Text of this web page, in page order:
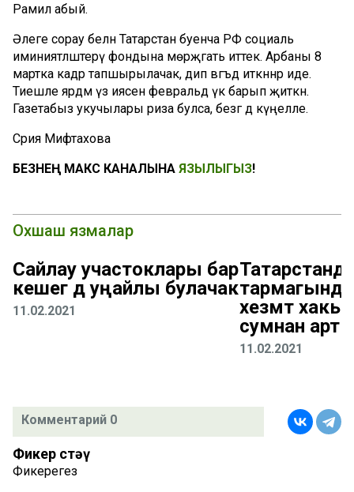
Рамил абый.
Әлеге сорау белән Татарстан буенча РФ социаль
иминиятләштерү фондына мөрәҗәгать иттек. Арбаны 8
мартка кадәр тапшырылачак, дип вәгъдә иткәннәр иде.
Тиешле ярдәм үз иясенә февральдә үк барып җиткән.
Газетабыз укучылары риза булса, безгә дә күңелле.
Сәрия Мифтахова
БЕЗНЕҢ МАКС КАНАЛЫНА ЯЗЫЛЫГЫЗ!
Охшаш язмалар
Сайлау участоклары бар
кешегә дә уңайлы булачак
11.02.2021
тармагында
хезмәт
сумнан
11.02.2021
Комментарий 0
Фикер өстәү
Фикерегез